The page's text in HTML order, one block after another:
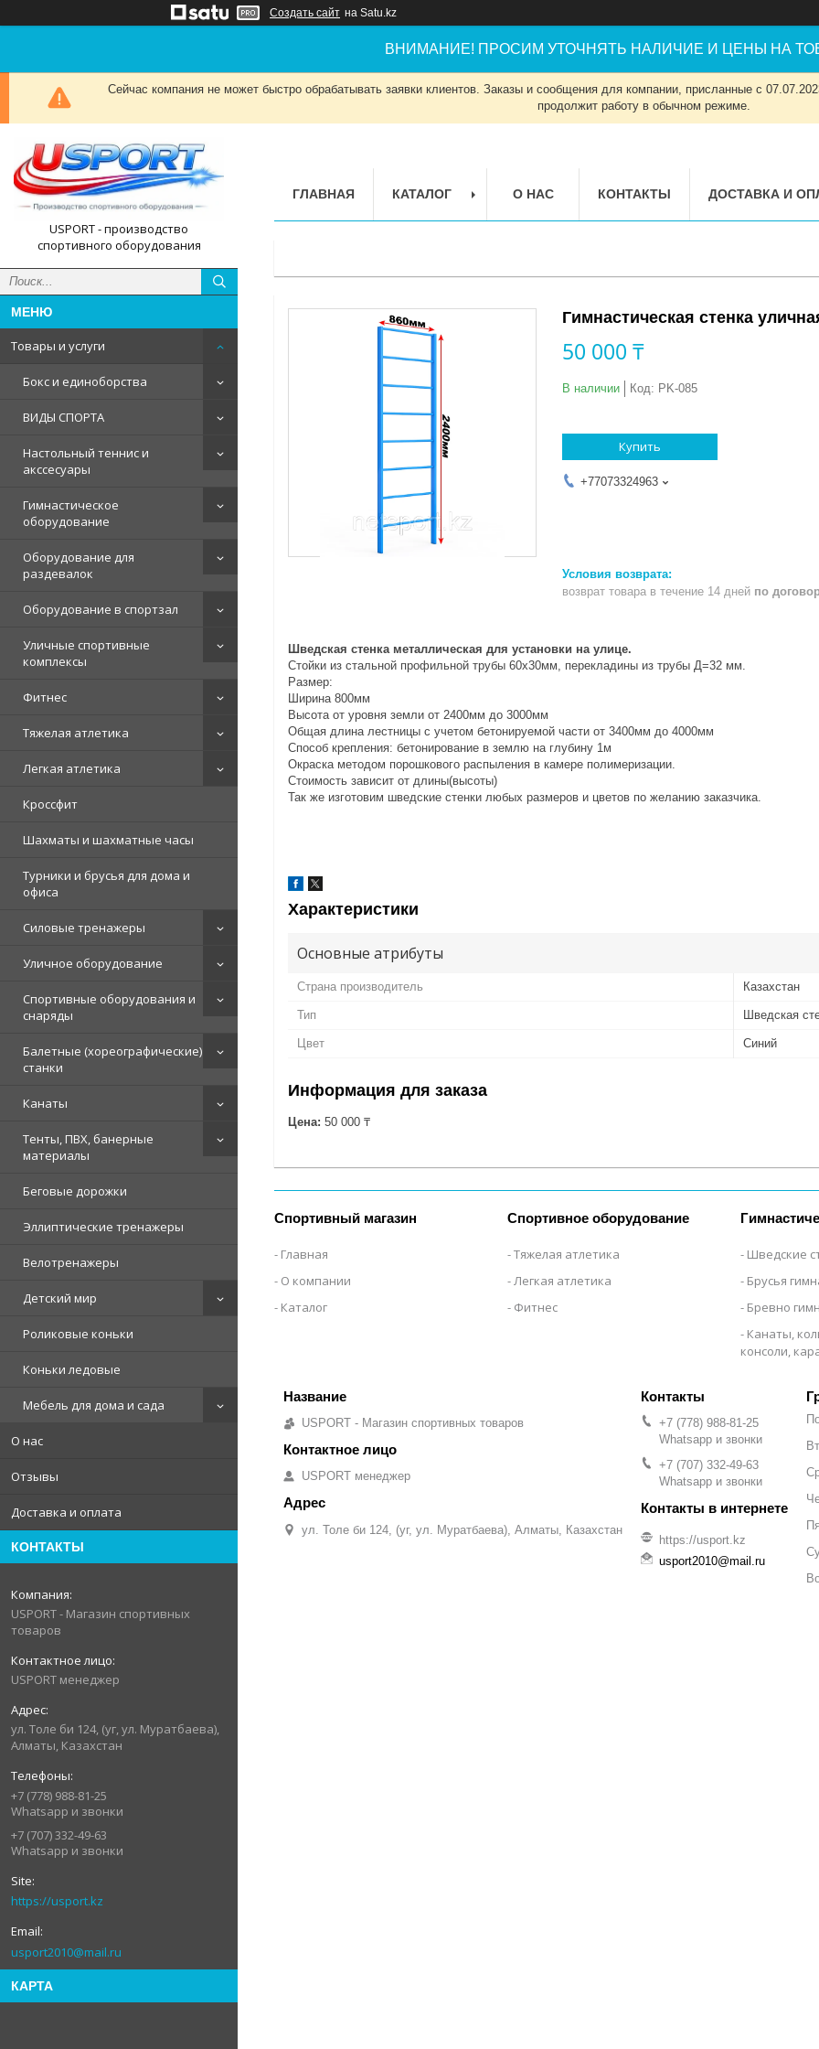
Создать сайт на Satu.kz
ВНИМАНИЕ! ПРОСИМ УТОЧНЯТЬ НАЛИЧИЕ И ЦЕНЫ НА
Сейчас компания не может быстро обрабатывать заявки клиентов. Заказы и сообщения для компании, присланные с
продолжит работу в обычном режиме.
USPORT - производство
спортивного оборудования
Товары и услуги
Бокс и единоборства
ВИДЫ СПОРТА
Настольный теннис и
акссесуары
Гимнастическое
оборудование
Оборудование для
раздевалок
Оборудование в спортзал
Уличные спортивные
комплексы
Фитнес
Тяжелая атлетика
Легкая атлетика
Кроссфит
Шахматы и шахматные часы
Турники и брусья для дома и
офиса
Силовые тренажеры
Уличное оборудование
Спортивные оборудования и
снаряды
Балетные (хореографические)
станки
Канаты
Тенты, ПВХ, банерные
материалы
Беговые дорожки
Эллиптические тренажеры
Велотренажеры
Детский мир
Роликовые коньки
Коньки ледовые
Мебель для дома и сада
О нас
Отзывы
Доставка и оплата
КОНТАКТЫ
USPORT - Магазин спортивных
товаров
USPORT менеджер
ул. Толе би 124, (уг, ул. Муратбаева),
Алматы, Казахстан
+7 (778) 988-81-25
Whatsapp и звонки
+7 (707) 332-49-63
Whatsapp и звонки
https://usport.kz
usport2010@mail.ru
КАРТА
ГЛАВНАЯ КАТАЛОГ О НАС КОНТАКТЫ ДОСТАВКА И
Гимнастическая стенка
50 000 ₸
В наличии Код: PK-085
Купить
+77073324963
возврат товара в течение 14 дней по
Шведская стенка металлическая для установки на улице.
Стойки из стальной профильной трубы 60х30мм, перекладины из трубы Д=32 мм.
Размер:
Ширина 800мм
Высота от уровня земли от 2400мм до 3000мм
Общая длина лестницы с учетом бетонируемой части от 3400мм до 4000мм
Способ крепления: бетонирование в землю на глубину 1м
Окраска методом порошкового распыления в камере полимеризации.
Стоимость зависит от длины(высоты)
Так же изготовим шведские стенки любых размеров и цветов по желанию заказчика.
Характеристики
Основные атрибуты
Страна производитель Казахстан
Тип Шведская
Цвет Синий
Информация для заказа
Цена: 50 000 ₸
Спортивный магазин
Главная
О компании
Каталог
Спортивное оборудование
Тяжелая атлетика
Легкая атлетика
Фитнес
Шведские
Брусья
Бревно
Канаты,
консоли,
USPORT - Магазин спортивных товаров
USPORT менеджер
ул. Толе би 124, (уг, ул. Муратбаева), Алматы, Казахстан
+7 (778) 988-81-25
Whatsapp и звонки
+7 (707) 332-49-63
Whatsapp и звонки
https://usport.kz
usport2010@mail.ru